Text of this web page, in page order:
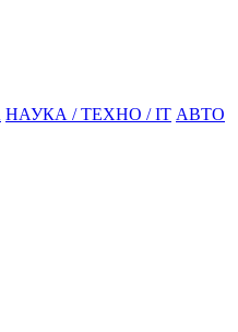
НАУКА / ТЕХНО / IT АВТО